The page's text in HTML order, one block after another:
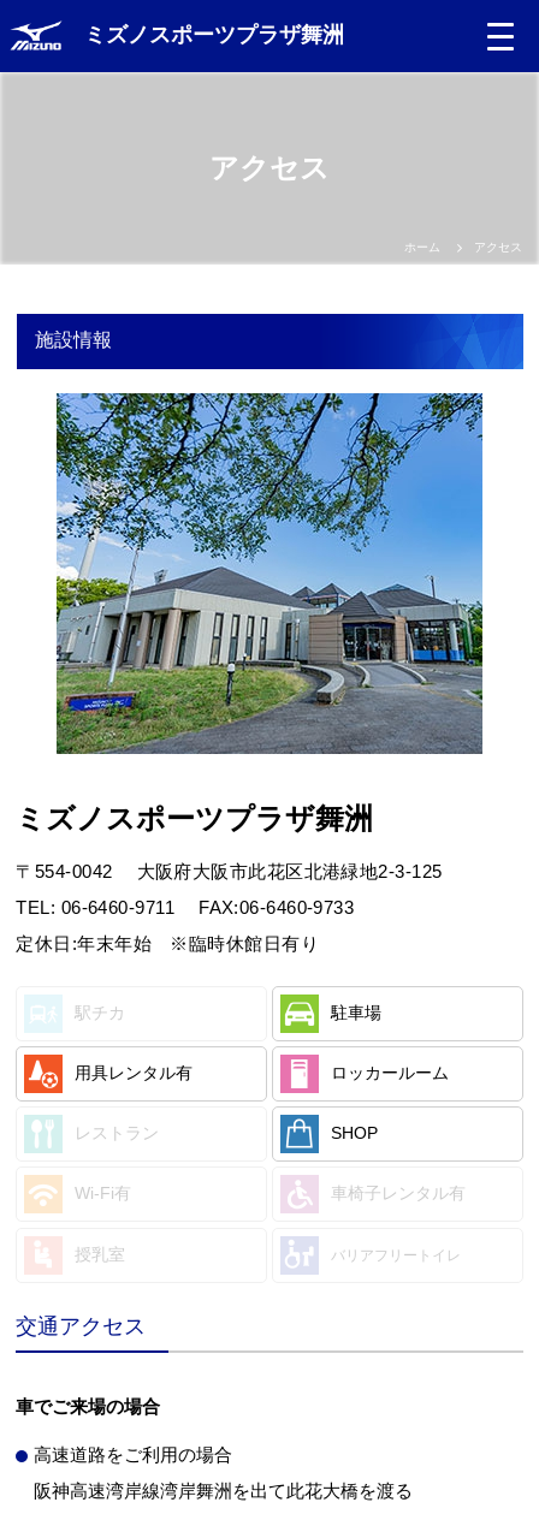
ミズノスポーツプラザ舞洲
日本語
中文（繁体）
한글
Portugues
お問合せフォーム
ミズノスポーツプラザ舞洲 LaBOLA総合予約
アクセス
ホーム アクセス
施設情報
ミズノスポーツプラザ舞洲
〒554-0042
大阪府大阪市此花区北港緑地2-3-125
TEL: 06-6460-9711
FAX:06-6460-9733
定休日:年末年始 ※臨時休館日有り
駅チカ 駐車場
用具レンタル有 ロッカールーム
レストラン SHOP
Wi-Fi有 車椅子レンタル有
授乳室 バリアフリートイレ
交通アクセス
車でご来場の場合
高速道路をご利用の場合
阪神高速湾岸線湾岸舞洲を出て此花大橋を渡る